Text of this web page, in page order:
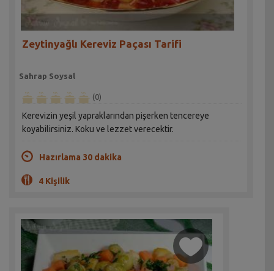
Zeytinyağlı Kereviz Paçası Tarifi
Sahrap Soysal
(0)
Kerevizin yeşil yapraklarından pişerken tencereye
koyabilirsiniz. Koku ve lezzet verecektir.
Hazırlama 30 dakika
4 Kişilik